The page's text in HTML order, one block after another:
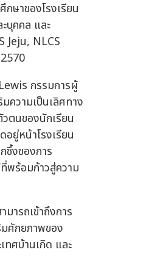
ษาของโรงเรียน
บุคคล และ
Jeju, NLCS
กรรมการผู้
ความเป็นเลิศทาง
ตนของนักเรียน
ยู่หน้าโรงเรียน
ซึ้งของการ
พร้อมก้าวสู่ความ
ารถเข้าถึงการ
มศักยภาพของ
ทศบ้านเกิด และ